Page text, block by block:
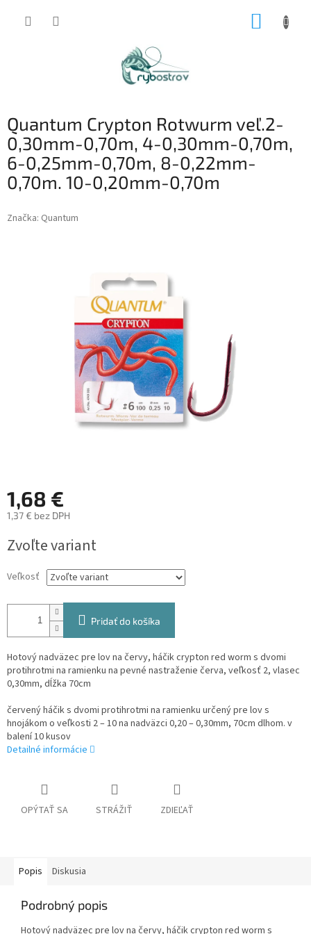
Quantum Crypton Rotwurm veľ.2-
0,30mm-0,70m, 4-0,30mm-0,70m,
6-0,25mm-0,70m, 8-0,22mm-
0,70m. 10-0,20mm-0,70m
Značka: Quantum
1,68 €
1,37 € bez DPH
cena:
Zvoľte variant
Veľkosť
Pridať do košíka
Hotový nadväzec pre lov na červy, háčik crypton red worm s dvomi
protihrotmi na ramienku na pevné nastraženie červa, veľkosť 2, vlasec
0,30mm, dĺžka 70cm
červený háčik s dvomi protihrotmi na ramienku určený pre lov s
hnojákom o veľkosti 2 – 10 na nadväzci 0,20 – 0,30mm, 70cm dlhom. v
balení 10 kusov
Detailné informácie
OPÝTAŤ SA STRÁŽIŤ ZDIEĽAŤ
Popis Diskusia
Podrobný popis
Hotový nadväzec pre lov na červy, háčik crypton red worm s